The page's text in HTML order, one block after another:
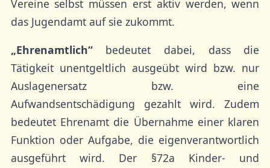
Vereine selbst müssen erst aktiv werden, wenn
das Jugendamt auf sie zukommt.
„Ehrenamtlich“bedeutet dabei, dass die
Tätigkeit unentgeltlich ausgeübt wird bzw. nur
Auslagenersatz bzw. eine
Aufwandsentschädigung gezahlt wird. Zudem
bedeutet Ehrenamt die Übernahme einer klaren
Funktion oder Aufgabe, die eigenverantwortlich
ausgeführt wird. Der §72a Kinder- und